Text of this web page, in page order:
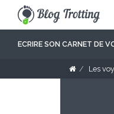
ECRIRE SON CARNET DE
Les